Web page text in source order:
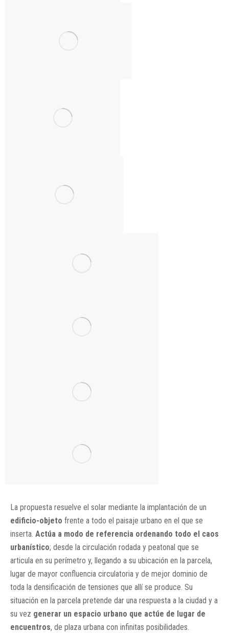
La propuesta resuelve el solar mediante la implantación de un
edificio-objeto frente a todo el paisaje urbano en el que se
inserta. Actúa a modo de referencia ordenando todo el caos
urbanístico; desde la circulación rodada y peatonal que se
articula en su perímetro y, llegando a su ubicación en la parcela,
lugar de mayor confluencia circulatoria y de mejor dominio de
toda la densificación de tensiones que allí se produce. Su
situación en la parcela pretende dar una respuesta a la ciudad y a
su vez generar un espacio urbano que actúe de lugar de
encuentros, de plaza urbana con infinitas posibilidades.